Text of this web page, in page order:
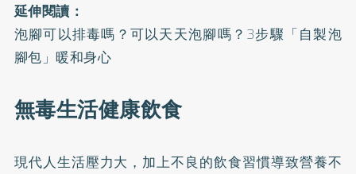
延伸閱讀：
泡腳可以排毒嗎？可以天天泡腳嗎？3步驟「自製泡
腳包」暖和身心
無毒生活健康飲食
現代人生活壓力大，加上不良的飲食習慣導致營養不